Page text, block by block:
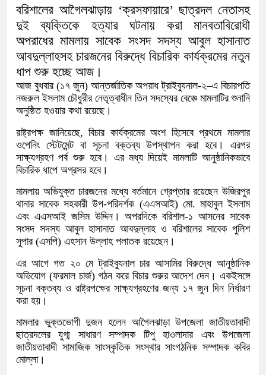
আনুষ্ঠানিক উদ্বোধন
পূর্বধলায় কেন্দ্রীয় মন্দিরের ৭১ সদস্যের
হস্তান্তর
বরিশালের আগৈলঝাড়ায় ‘ক্রসফায়ারে’ ছাত্রদল নেতাসহ
দুই ব্যক্তিকে হত্যার ঘটনায় করা মানবতাবিরোধী
অপরাধের মামলায় সাবেক সংসদ সদস্য আবুল হাসানাত
আবদুল্লাহসহ চারজনের বিরুদ্ধে বিচারিক কার্যক্রমের নতুন
ধাপ শুরু হচ্ছে আজ।
আজ বুধবার (১৭ জুন) আন্তর্জাতিক অপরাধ ট্রাইব্যুনাল-২–এ বিচারপতি
নজরুল ইসলাম চৌধুরীর নেতৃত্বাধীন তিন সদস্যের বেঞ্চে মামলাটির শুনানি
অনুষ্ঠিত হওয়ার কথা রয়েছে।
রাষ্ট্রপক্ষ জানিয়েছে, বিচার কার্যক্রমের অংশ হিসেবে প্রথমে মামলার
ওপেনিং স্টেটমেন্ট বা সূচনা বক্তব্য উপস্থাপন করা হবে। এরপর
সাক্ষ্যগ্রহণ পর্ব শুরু হবে। এর মধ্য দিয়েই মামলাটি আনুষ্ঠানিকভাবে
বিচারিক ধাপে অগ্রসর হবে।
মামলায় অভিযুক্ত চারজনের মধ্যে বর্তমানে গ্রেপ্তার রয়েছেন উজিরপুর
থানার সাবেক সহকারী উপ-পরিদর্শক (এএসআই) মো. মাহাবুল ইসলাম
এবং এএসআই জসিম উদ্দিন। অপরদিকে বরিশাল-১ আসনের সাবেক
সংসদ সদস্য আবুল হাসানাত আবদুল্লাহ ও বরিশালের সাবেক পুলিশ
সুপার (এসপি) এহসান উল্লাহ পলাতক রয়েছেন।
এর আগে গত ২০ মে ট্রাইব্যুনাল চার আসামির বিরুদ্ধে আনুষ্ঠানিক
অভিযোগ (ফরমাল চার্জ) গঠন করে বিচার শুরুর আদেশ দেন। একইসঙ্গে
সূচনা বক্তব্য ও রাষ্ট্রপক্ষের সাক্ষ্যগ্রহণের জন্য ১৭ জুন দিন নির্ধারণ
করা হয়।
মামলার ভুক্তভোগী দুজন হলেন আগৈলঝাড়া উপজেলা জাতীয়তাবাদী
ছাত্রদলের যুগ্ম সাধারণ সম্পাদক টিপু হাওলাদার এবং উপজেলা
জাতীয়তাবাদী সামাজিক সাংস্কৃতিক সংস্থার সাংগঠনিক সম্পাদক কবির
মোল্লা।